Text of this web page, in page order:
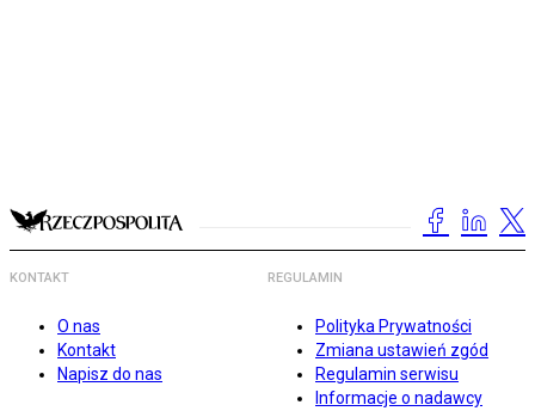
KONTAKT
O nas
Kontakt
Napisz do nas
REGULAMIN
Polityka Prywatności
Zmiana ustawień zgód
Regulamin serwisu
Informacje o nadawcy